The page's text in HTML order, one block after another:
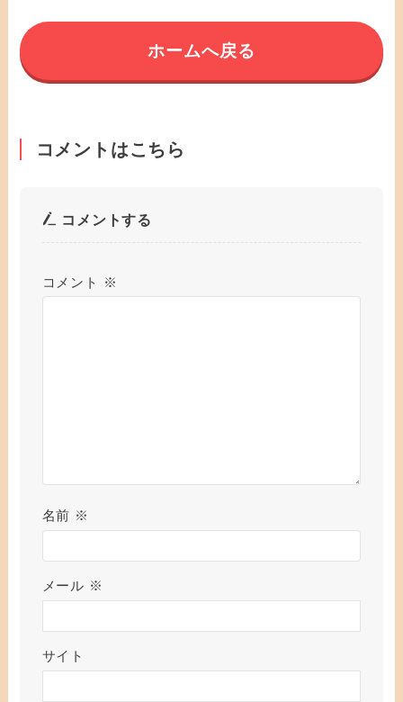
ホームへ戻る
コメントはこちら
コメントする
コメント ※
名前 ※
メール ※
サイト